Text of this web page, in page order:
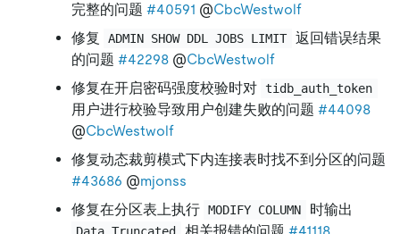
完整的问题 #40591 @CbcWestwolf
修复
ADMIN SHOW DDL JOBS LIMIT 返回错误结果
的问题 #42298 @CbcWestwolf
修复在开启密码强度校验时对 tidb_auth_token
用户进行校验导致用户创建失败的问题 #44098
@CbcWestwolf
修复动态裁剪模式下内连接表时找不到分区的问题
#43686 @mjonss
修复在分区表上执行 MODIFY COLUMN 时输出